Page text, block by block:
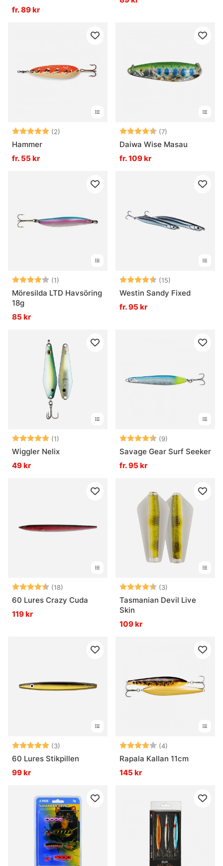
fr. 89 kr
Betyg: (2)
5.0 utav 5 stjärnor
Hammer
fr. 55 kr
Betyg: (7)
Daiwa Wise Masau
fr. 109 kr
Betyg: (1)
4.0 utav 5 stjärnor
Möresilda LTD Havsöring
18g
85 kr
Betyg: (15)
Westin Sandy Fixed
fr. 95 kr
Betyg: (1)
5.0 utav 5 stjärnor
Wiggler Nelix
49 kr
Betyg: (9)
Savage Gear Surf Seeker
fr. 95 kr
Betyg: (18)
4.7 utav 5 stjärnor
60 Lures Crazy Cuda
119 kr
Betyg: (3)
Tasmanian Devil Live
Skin
109 kr
Betyg: (3)
5.0 utav 5 stjärnor
60 Lures Stikpillen
99 kr
Betyg: (4)
Rapala Kallan 11cm
145 kr